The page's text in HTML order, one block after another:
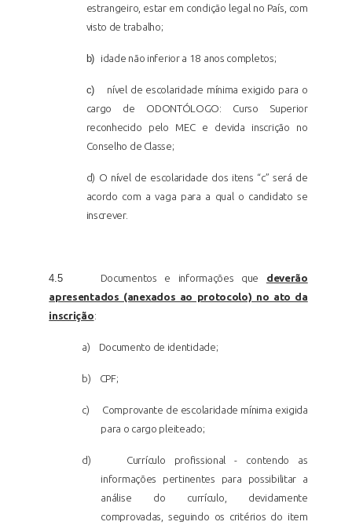
estrangeiro, estar em condição legal no País, com
visto de trabalho;
b) idade não inferior a 18 anos completos;
c)
nível de escolaridade mínima exigido para o
cargo de ODONTÓLOGO: Curso Superior
reconhecido pelo MEC e devida inscrição no
Conselho de Classe;
d) O nível de escolaridade dos itens “c” será de
acordo com a vaga para a qual o candidato se
inscrever.
4.5 Documentos e informações que deverão
apresentados (anexados ao protocolo) no ato da
inscrição:
a) Documento de identidade;
b) CPF;
c)
Comprovante de escolaridade mínima exigida
para o cargo pleiteado;
d)
Currículo profissional - contendo as
informações pertinentes para possibilitar a
análise do currículo, devidamente
comprovadas, seguindo os critérios do item